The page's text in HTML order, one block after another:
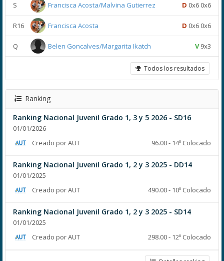
S Francisca Acosta/Malvina Gutierrez D 0x6 0x6
R16 Francisca Acosta D 0x6 0x6
Q Belen Goncalves/Margarita Ikatch V9x3
Todos los resultados
Ranking
Ranking Nacional Juvenil Grado 1, 3 y 5 2026 - SD16
01/01/2026
Creado por AUT
96.00 - 14º Colocado
Ranking Nacional Juvenil Grado 1, 2 y 3 2025 - DD14
01/01/2025
Creado por AUT
490.00 - 10º Colocado
Ranking Nacional Juvenil Grado 1, 2 y 3 2025 - SD14
01/01/2025
Creado por AUT
298.00 - 12º Colocado